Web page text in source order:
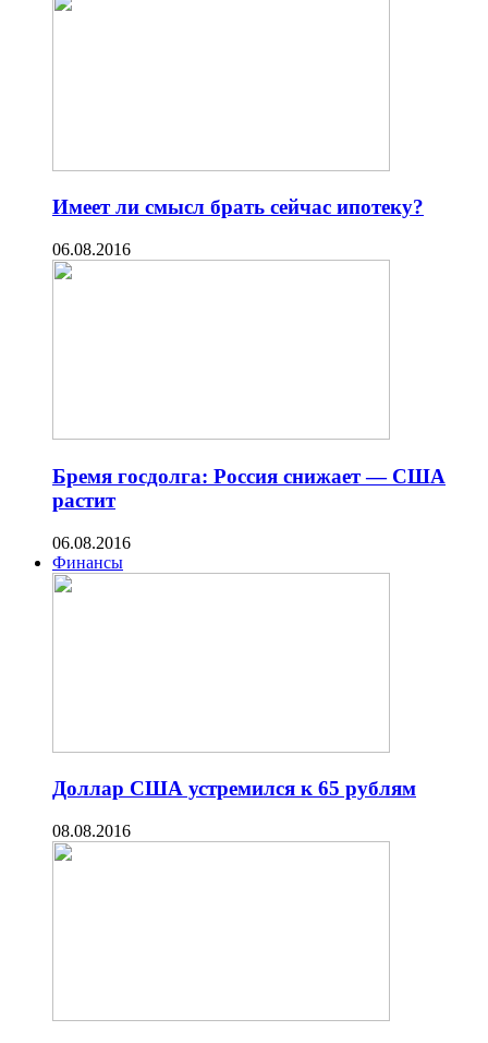
Имеет ли смысл брать сейчас ипотеку?
06.08.2016
Бремя госдолга: Россия снижает — США
растит
06.08.2016
Финансы
Доллар США устремился к 65 рублям
08.08.2016